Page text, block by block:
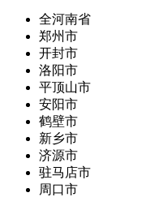
全河南省
郑州市
开封市
洛阳市
平顶山市
安阳市
鹤壁市
新乡市
济源市
驻马店市
周口市